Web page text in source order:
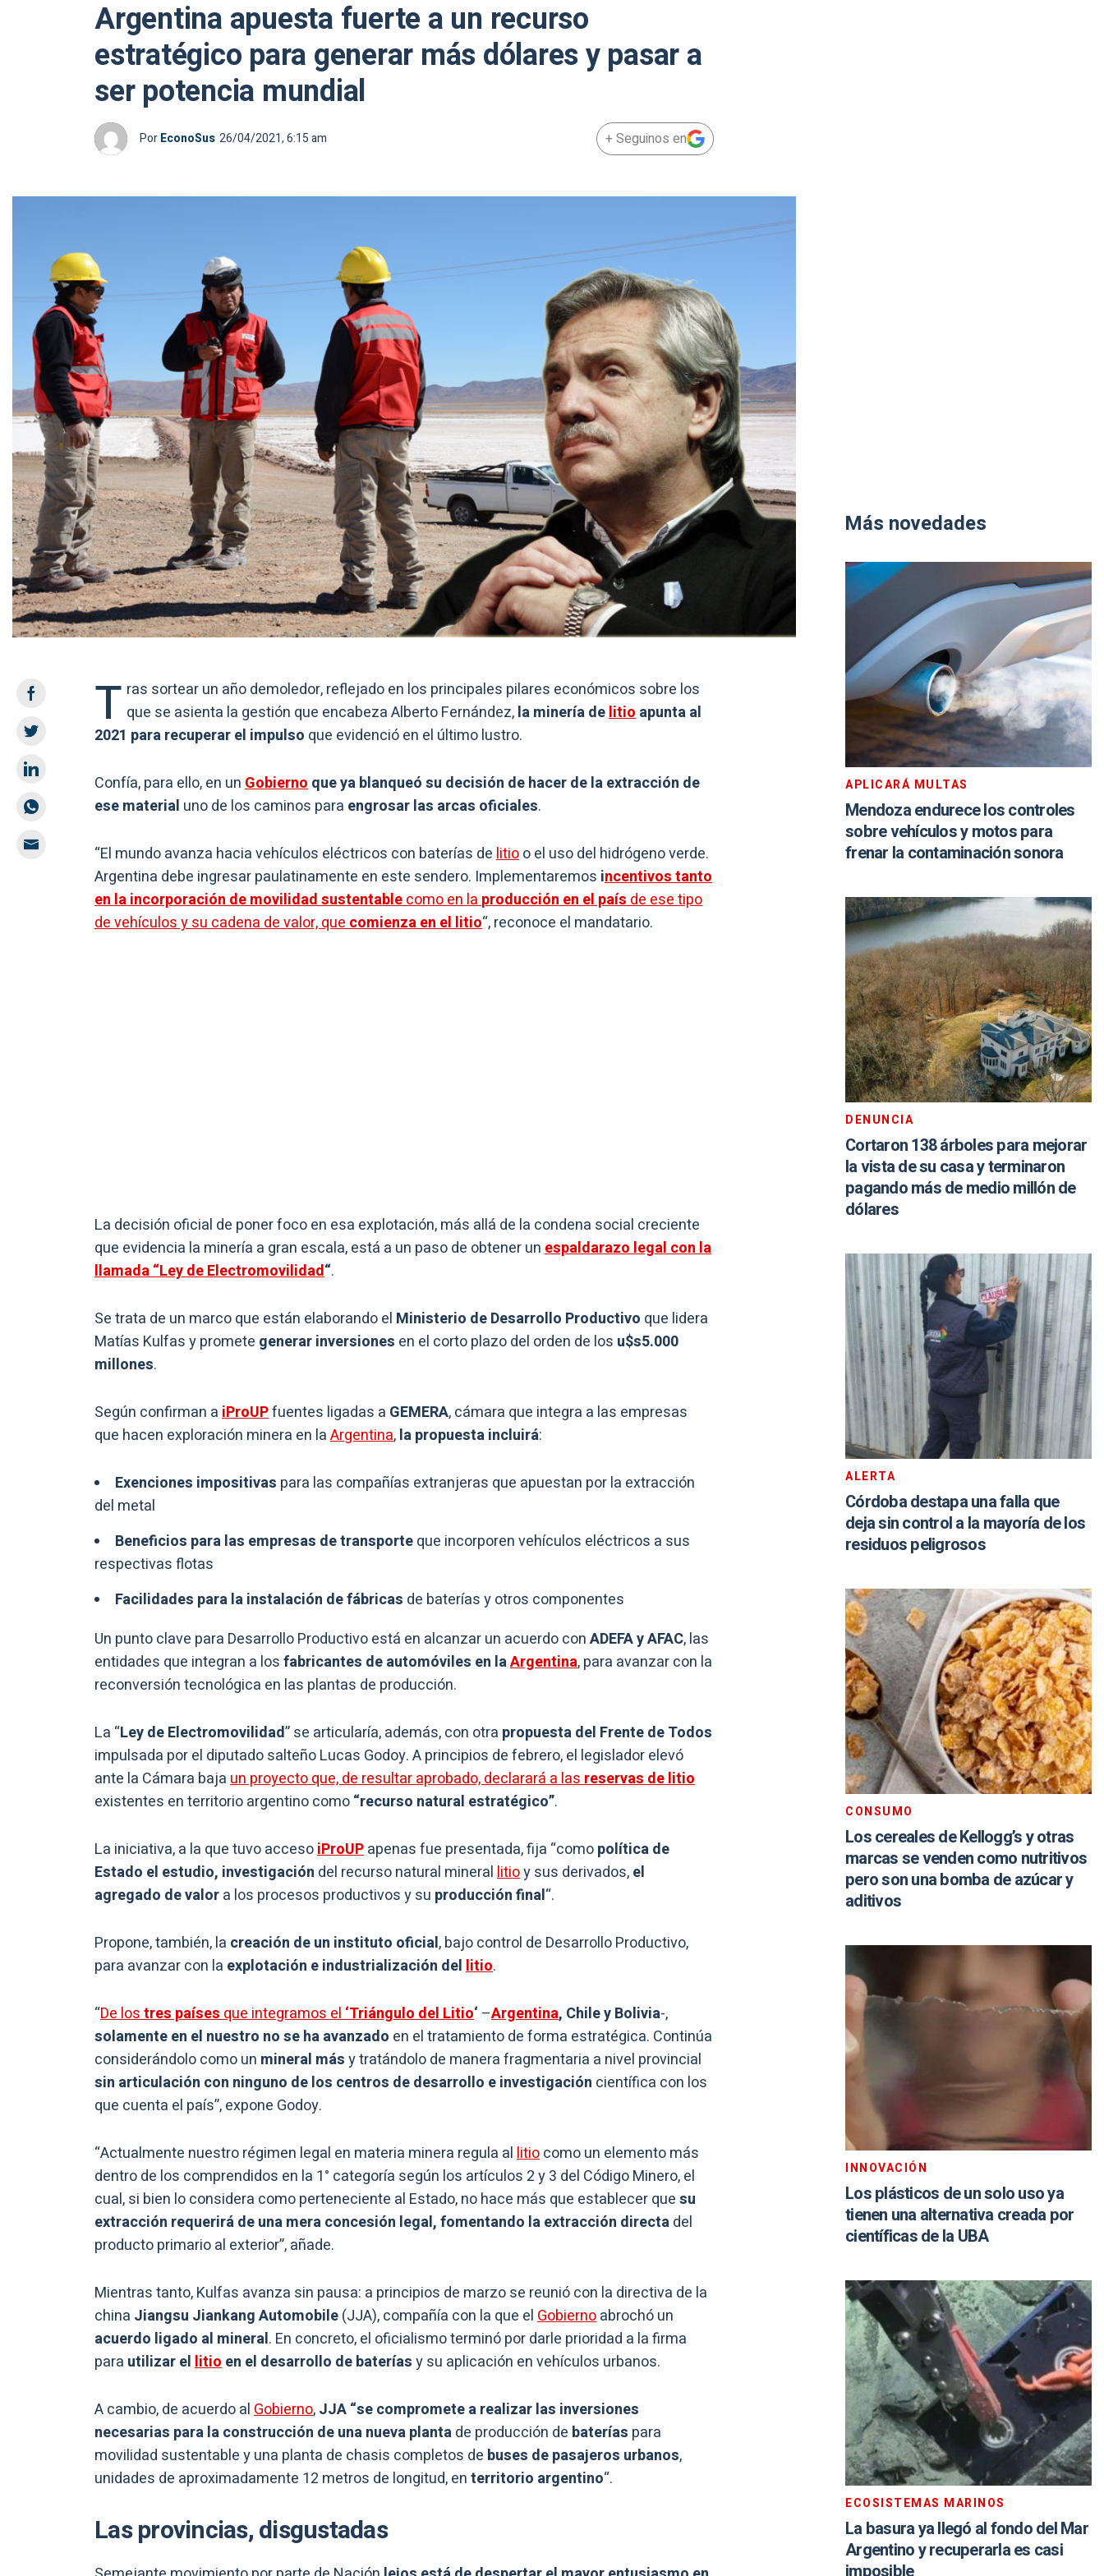
Argentina apuesta fuerte a un recurso
estratégico para generar más dólares y pasar a
ser potencia mundial
PorEconoSus 26/04/2021, 6:15 am + Seguinos en
T ras sortear un año demoledor, reflejado en los principales pilares económicos sobre los
que se asienta la gestión que encabeza Alberto Fernández,laminería delitioapunta al
2021 para recuperar el impulso que evidenció en el último lustro.
Confía, para ello, en unGobiernoque ya blanqueó su decisión de hacer de laextracción de
ese material uno de los caminos para engrosar las arcas oficiales.
“El mundo avanza hacia vehículos eléctricos con baterías delitioo el uso del hidrógeno verde.
Argentina debe ingresar paulatinamente en este sendero. Implementaremos incentivos tanto
en la incorporación de movilidad sustentablecomo en laproducción en el paísde ese tipo
de vehículos y su cadena de valor, quecomienza en ellitio“, reconoce el mandatario.
La decisión oficial de poner foco en esa explotación, más allá de la condena social creciente
que evidencia la minería a gran escala, está a un paso de obtener unespaldarazo legal con la
llamada “Ley de Electromovilidad“.
Se trata de un marco que están elaborando el Ministerio de Desarrollo Productivo que lidera
Matías Kulfas y promete generarinversiones en el corto plazo del orden de los u$s5.000
millones.
Según confirman aiProUPfuentes ligadas a GEMERA, cámara que integra a las empresas
que hacen exploración minera en laArgentina,la propuesta incluirá:
Exenciones impositivas para las compañías extranjeras que apuestan por la extracción
del metal
Beneficios para las empresas de transporteque incorporen vehículos eléctricos a sus
respectivas flotas
Facilidades para la instalación de fábricas de baterías y otros componentes
Un punto clave para Desarrollo Productivo está en alcanzar un acuerdo conADEFA y AFAC, las
entidades que integran a losfabricantes de automóviles en laArgentina, para avanzar con la
reconversión tecnológica en las plantas de producción.
La “Ley de Electromovilidad” se articularía, además, con otra propuesta del Frente de Todos
impulsada por el diputado salteño Lucas Godoy. A principios de febrero, el legislador elevó
ante la Cámara bajaun proyecto que, de resultar aprobado, declarará a lasreservas delitio
existentes en territorio argentino como“recurso natural estratégico”.
La iniciativa, a la quetuvo accesoiProUPapenas fue presentada, fija “comopolítica de
Estado el estudio, investigación del recurso natural minerallitioy sus derivados,el
agregado de valora los procesos productivos y su producción final“.
Propone, también, la creación de un instituto oficial, bajo control de Desarrollo Productivo,
para avanzar con la explotación e industrialización dellitio.
“De lostres paísesque integramos el‘Triángulo delLitio‘–Argentina, Chile y Bolivia-,
solamenteen el nuestro no se ha avanzado en el tratamiento de forma estratégica. Continúa
considerándolo como un mineral másy tratándolo de manera fragmentaria a nivel provincial
sin articulación con ninguno de los centros de desarrollo e investigación científica con los
que cuenta el país”, expone Godoy.
“Actualmente nuestro régimen legal en materia minera regula allitiocomo un elemento más
dentro de los comprendidos en la 1° categoría según los artículos 2 y 3 del Código Minero, el
cual, si bien lo considera como perteneciente al Estado, no hace más que establecer quesu
extracción requerirá de una mera concesión legal,fomentando la extracción directadel
producto primario al exterior”, añade.
Mientras tanto, Kulfas avanza sin pausa: a principios de marzo se reunió con la directiva de la
china Jiangsu Jiankang Automobile(JJA), compañía con la que elGobiernoabrochó un
acuerdo ligado al mineral. En concreto, el oficialismo terminó por darle prioridad a la firma
para utilizar ellitioen el desarrollo de bateríasy su aplicación en vehículos urbanos.
A cambio, de acuerdo alGobierno,JJA “se compromete a realizar las inversiones
necesarias para la construcción de una nueva plantade producción de baterías para
movilidad sustentable y una planta de chasis completos de buses de pasajeros urbanos,
unidades de aproximadamente 12 metros de longitud, enterritorio argentino“.
Las provincias, disgustadas
Más novedades
APLICARÁ MULTAS
Mendoza endurece los controles
sobre vehículos y motos para
frenar la contaminación sonora
DENUNCIA
Cortaron 138 árboles para mejorar
la vista de su casa y terminaron
pagando más de medio millón de
dólares
ALERTA
Córdoba destapa una falla que
deja sin control a la mayoría de los
residuos peligrosos
CONSUMO
Los cereales de Kellogg’s y otras
marcas se venden como nutritivos
pero son una bomba de azúcar y
aditivos
INNOVACIÓN
Los plásticos de un solo uso ya
tienen una alternativa creada por
científicas de la UBA
ECOSISTEMAS MARINOS
La basura ya llegó al fondo del Mar
Argentino y recuperarla es casi